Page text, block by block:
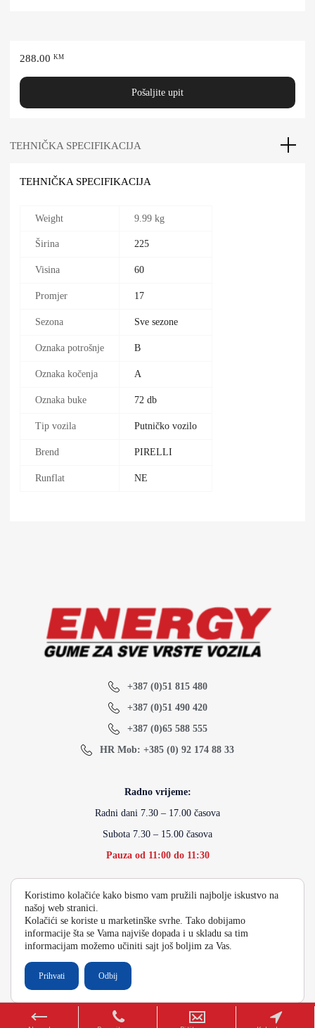
288.00 KM
Pošaljite upit
TEHNIČKA SPECIFIKACIJA
TEHNIČKA SPECIFIKACIJA
Weight 9.99 kg
Širina 225
Visina 60
Promjer 17
Sezona Sve sezone
Oznaka potrošnje B
Oznaka kočenja A
Oznaka buke 72 db
Tip vozila Putničko vozilo
Brend PIRELLI
Runflat NE
+387 (0)51 815 480
+387 (0)51 490 420
+387 (0)65 588 555
HR Mob: +385 (0) 92 174 88 33
Radno vrijeme:
Radni dani 7.30 – 17.00 časova
Subota 7.30 – 15.00 časova
Pauza od 11:00 do 11:30
info@energydoo.com
2026 Copyright Energy Auto Gume
Koristimo kolačiće kako bismo vam pružili najbolje iskustvo na
našoj web stranici.
Kolačići se koriste u marketinške svrhe. Tako dobijamo
informacije šta se Vama najviše dopada i u skladu sa tim
informacijam možemo učiniti sajt još boljim za Vas.
Prihvati Odbij